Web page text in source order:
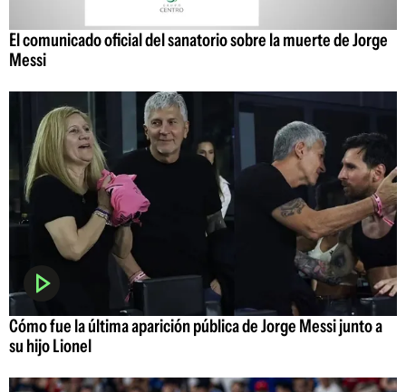
El comunicado oficial del sanatorio sobre la muerte de Jorge
Messi
Cómo fue la última aparición pública de Jorge Messi junto a
su hijo Lionel